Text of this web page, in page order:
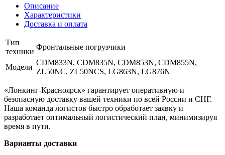
Описание
Характеристики
Доставка и оплата
Тип
техники
Фронтальные погрузчики
Модели
CDM833N, CDM835N, CDM853N, CDM855N,
ZL50NC, ZL50NCS, LG863N, LG876N
«Лонкинг-Красноярск» гарантирует оперативную и
безопасную доставку вашей техники по всей России и СНГ.
Наша команда логистов быстро обработает заявку и
разработает оптимальный логистический план, минимизируя
время в пути.
Варианты доставки